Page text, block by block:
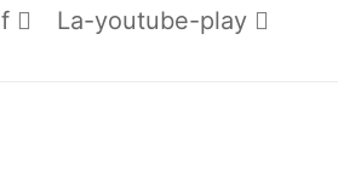
La-youtube-play